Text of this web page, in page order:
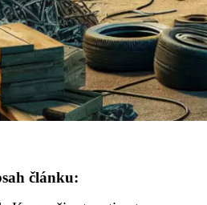
článku: